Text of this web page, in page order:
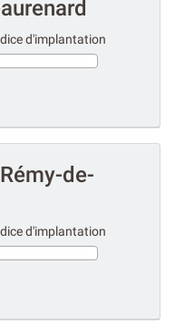
d'implantation
de-
d'implantation